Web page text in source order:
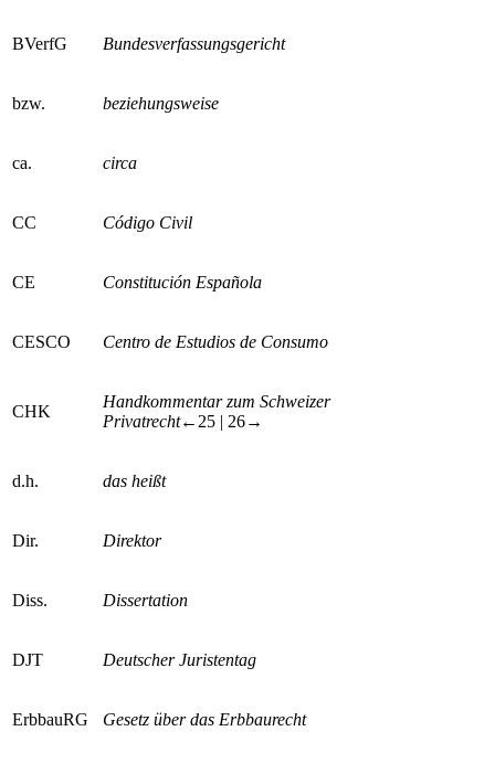
BVerfG Bundesverfassungsgericht
bzw. beziehungsweise
ca. circa
CC Código Civil
CE Constitución Española
CESCO Centro de Estudios de Consumo
CHK
Handkommentar zum Schweizer
Privatrecht←25 | 26→
d.h. das heißt
Dir. Direktor
Diss. Dissertation
DJT Deutscher Juristentag
ErbbauRG Gesetz über das Erbbaurecht